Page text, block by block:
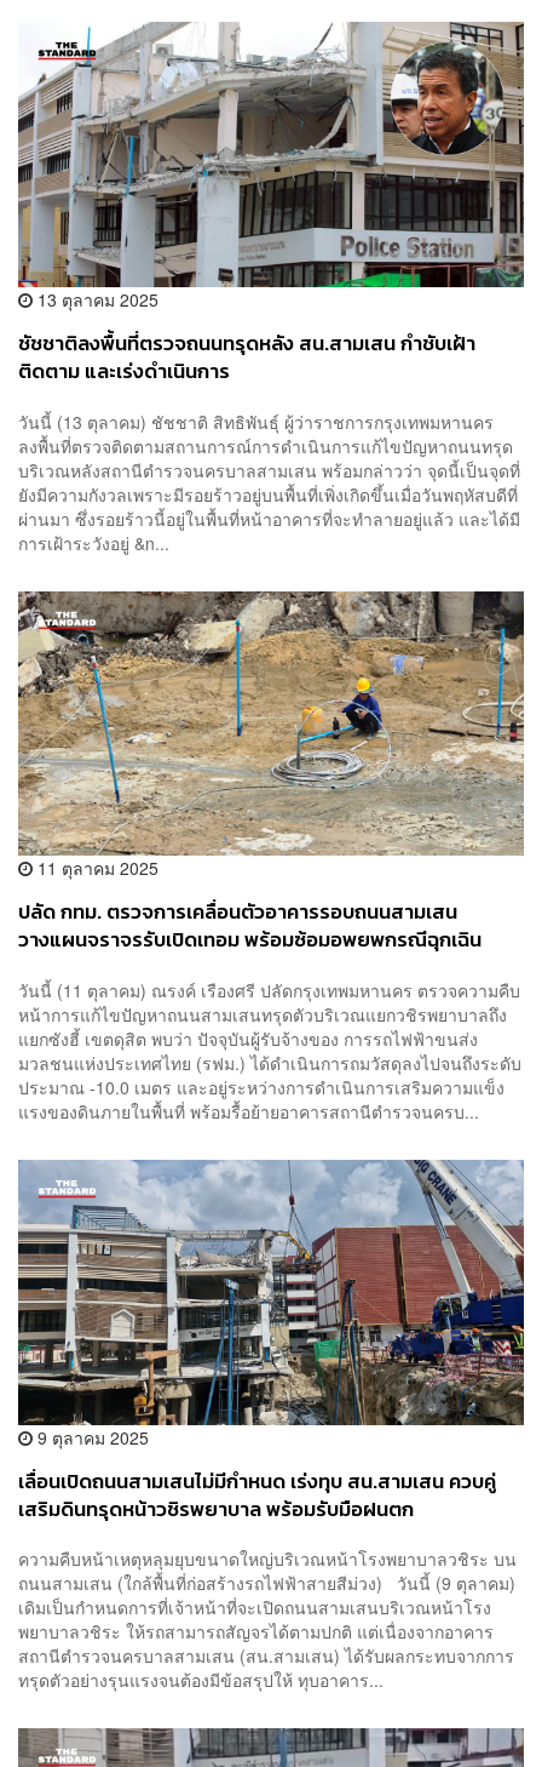
13 ตุลาคม 2025
ชัชชาติลงพื้นที่ตรวจถนนทรุดหลัง สน.สามเสน กำชับเฝ้า
ติดตาม และเร่งดำเนินการ
วันนี้ (13 ตุลาคม) ชัชชาติ สิทธิพันธุ์ ผู้ว่าราชการกรุงเทพมหานคร
ลงพื้นที่ตรวจติดตามสถานการณ์การดำเนินการแก้ไขปัญหาถนนทรุด
บริเวณหลังสถานีตำรวจนครบาลสามเสน พร้อมกล่าวว่า จุดนี้เป็นจุดที่
ยังมีความกังวลเพราะมีรอยร้าวอยู่บนพื้นที่เพิ่งเกิดขึ้นเมื่อวันพฤหัสบดีที่
ผ่านมา ซึ่งรอยร้าวนี้อยู่ในพื้นที่หน้าอาคารที่จะทำลายอยู่แล้ว และได้มี
การเฝ้าระวังอยู่ &n...
11 ตุลาคม 2025
ปลัด กทม. ตรวจการเคลื่อนตัวอาคารรอบถนนสามเสน
วางแผนจราจรรับเปิดเทอม พร้อมซ้อมอพยพกรณีฉุกเฉิน
วันนี้ (11 ตุลาคม) ณรงค์ เรืองศรี ปลัดกรุงเทพมหานคร ตรวจความคืบ
หน้าการแก้ไขปัญหาถนนสามเสนทรุดตัวบริเวณแยกวชิรพยาบาลถึง
แยกซังฮี้ เขตดุสิต พบว่า ปัจจุบันผู้รับจ้างของ การรถไฟฟ้าขนส่ง
มวลชนแห่งประเทศไทย (รฟม.) ได้ดำเนินการถมวัสดุลงไปจนถึงระดับ
ประมาณ -10.0 เมตร และอยู่ระหว่างการดำเนินการเสริมความแข็ง
แรงของดินภายในพื้นที่ พร้อมรื้อย้ายอาคารสถานีตำรวจนครบ...
9 ตุลาคม 2025
เลื่อนเปิดถนนสามเสนไม่มีกำหนด เร่งทุบ สน.สามเสน ควบคู่
เสริมดินทรุดหน้าวชิรพยาบาล พร้อมรับมือฝนตก
ความคืบหน้าเหตุหลุมยุบขนาดใหญ่บริเวณหน้าโรงพยาบาลวชิระ บน
ถนนสามเสน (ใกล้พื้นที่ก่อสร้างรถไฟฟ้าสายสีม่วง) วันนี้ (9 ตุลาคม)
เดิมเป็นกำหนดการที่เจ้าหน้าที่จะเปิดถนนสามเสนบริเวณหน้าโรง
พยาบาลวชิระ ให้รถสามารถสัญจรได้ตามปกติ แต่เนื่องจากอาคาร
สถานีตำรวจนครบาลสามเสน (สน.สามเสน) ได้รับผลกระทบจากการ
ทรุดตัวอย่างรุนแรงจนต้องมีข้อสรุปให้ ทุบอาคาร...